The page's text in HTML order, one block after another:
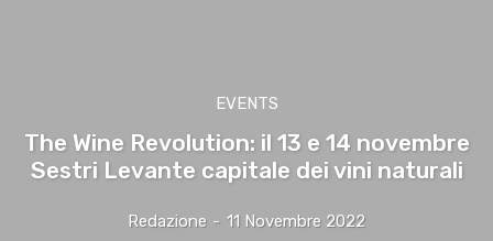
EVENTS
The Wine Revolution: il 13 e 14 novembre
Sestri Levante capitale dei vini naturali
Redazione - 11 Novembre 2022